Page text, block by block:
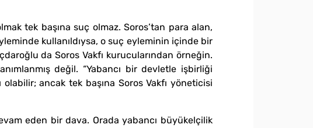
tek başına suç olmaz. Soros’tan para alan,
kullanıldıysa, o suç eyleminin içinde bir
da Soros Vakfı kurucularından örneğin.
değil. “Yabancı bir devletle işbirliği
ancak tek başına Soros Vakfı yöneticisi
eden bir dava. Orada yabancı büyükelçilik